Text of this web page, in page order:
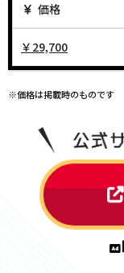
価格
￥29,700
※価格は掲載時のものです